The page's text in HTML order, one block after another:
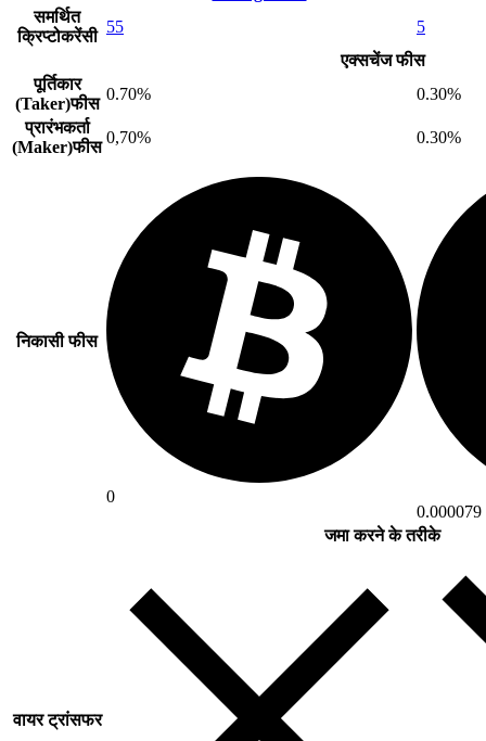
समर्थित
क्रिप्टोकरेंसी
55
5
एक्सचेंज फीस
पूर्तिकार
(Taker)फीस
0.70%
0.30%
प्रारंभकर्ता
(Maker)फीस
0,70% 0.30%
निकासी फीस
0
0.000079
जमा करने के तरीके
वायर ट्रांसफर